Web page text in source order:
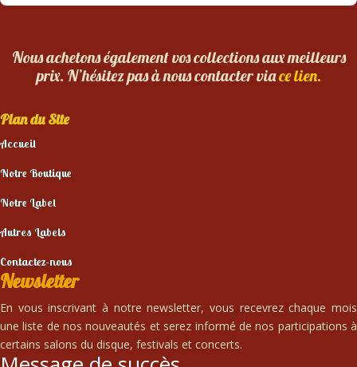
Nous achetons également vos collections aux meilleurs
prix. N’hésitez pas à nous contacter viace lien.
Plan du Site
Accueil
Notre Boutique
Notre Label
Autres Labels
Contactez-nous
Newsletter
En vous inscrivant à notre newsletter, vous recevrez chaque mois
une liste de nos nouveautés et serez informé de nos participations à
certains salons du disque, festivals et concerts.